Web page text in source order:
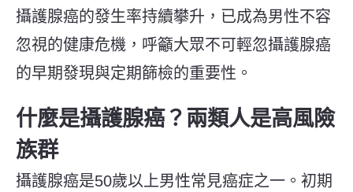
攝護腺癌的發生率持續攀升，已成為男性不容
忽視的健康危機，呼籲大眾不可輕忽攝護腺癌
的早期發現與定期篩檢的重要性。
什麼是攝護腺癌？兩類人是高風險
族群
攝護腺癌是50歲以上男性常見癌症之一。初期